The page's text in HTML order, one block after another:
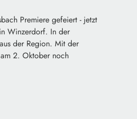
Premiere gefeiert - jetzt
Winzerdorf. In der
der Region. Mit der
2. Oktober noch